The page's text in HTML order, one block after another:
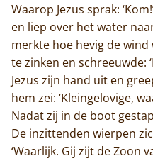
Waarop Jezus sprak:
en liep over het water
merkte hoe hevig de
te zinken en schreeuwde:
Jezus zijn hand uit en
hem zei: ‘Kleingelovige,
Nadat zij in de boot
De inzittenden wierpen
‘Waarlijk. Gij zijt de Zoon